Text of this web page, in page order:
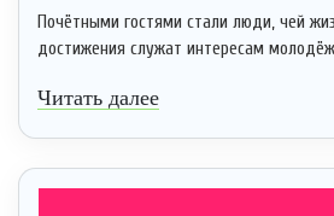
Почётными гостями стали люди, чей
достижения служат интересам
Читать далее